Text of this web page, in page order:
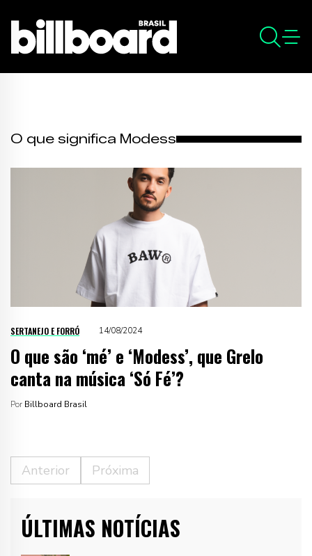
O que significa Modess
SERTANEJO E FORRÓ 14/08/2024
O que são ‘mé’ e ‘Modess’, que Grelo
canta na música ‘Só Fé’?
Por Billboard Brasil
Anterior Próxima
ÚLTIMAS NOTÍCIAS